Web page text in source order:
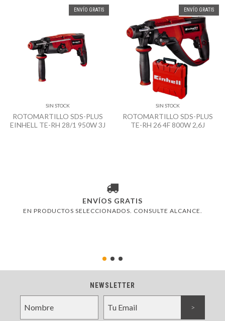
ENVÍO GRATIS
SIN STOCK
ROTOMARTILLO SDS-PLUS
EINHELL TE-RH 28/1 950W 3J
ENVÍO GRATIS
SIN STOCK
ROTOMARTILLO SDS-PLUS
TE-RH 26 4F 800W 2,6J
ENVÍOS GRATIS
EN PRODUCTOS SELECCIONADOS. CONSULTE ALCANCE.
NEWSLETTER